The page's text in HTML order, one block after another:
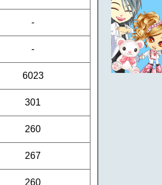
-
-
6023
301
260
267
260